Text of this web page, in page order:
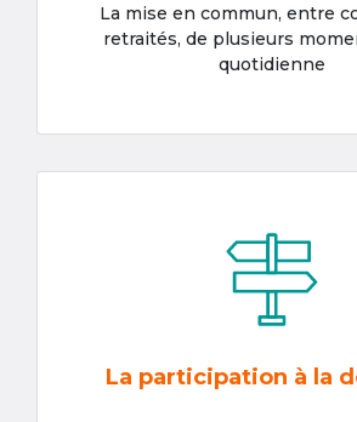
La mise en commun, entre
retraités, de plusieurs
quotidienne
La participation à la